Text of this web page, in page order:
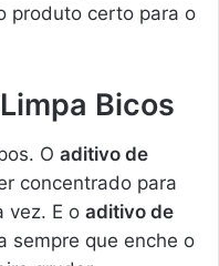
produto certo para o
Bicos
O aditivo de
concentrado para
vez. E o aditivo de
sempre que enche o